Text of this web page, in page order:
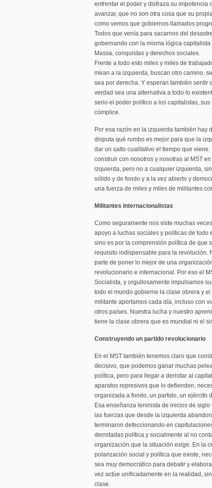
enfrentar el poder y disfraza su impotencia
avanzar, que no son otra cosa que su
como vemos que gobiernos llamados
Todos que venía para sacarnos del
gobernando con la misma lógica
Massa, conquistas y derechos sociales.
Frente a todo esto miles y miles de
miran a la izquierda, buscan otro camino,
sea por derecha. Y esperan también sentir
verdad sea una alternativa a todo lo
serio el poder político a los capitalistas,
cómplice.
Por esa razón en la izquierda también hay
disputa qué rumbo es mejor para que la
dar un salto cualitativo el tiempo que
construir con nosotros y nosotras al MST
izquierda, pero no a cualquier izquierda,
sólido y de fondo y a la vez abierto y
una fuerza de miles y miles de militantes
Militantes internacionalistas
Como seguramente nos viste muchas
apoyo a luchas sociales y políticas de todo
sino es por la comprensión política de que
requisito indispensable para la revolución.
parte de poner lo mejor de una
revolucionario e internacional. Por eso el
Socialista, y orgullosamente impulsamos
todo el mundo gobierne la clase obrera y
militante aportamos cada día, incluso con
otros países. Nuestra lucha y nuestro
tiene la clase obrera que es mundial ni el
Construyendo un partido revolucionario
En el MST también tenemos claro que
decisivo, que podemos ganar muchas
política, pero para llegar a derrotar al
aparatos represivos que lo defienden,
organizada a fondo, un partido, un ejército
Esa enseñanza leninista de inicios de
las fuerzas que desde la izquierda
terminaron defeccionando en
derrotadas política y socialmente al no
organización que la situación exige. En la
polarización social y política que existe,
sea muy democrático para debatir y
vez actúe unificadamente en la realidad,
clase.